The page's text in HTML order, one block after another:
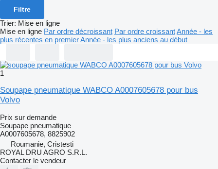
Filtre
Trier: Mise en ligne
Mise en ligne Par ordre décroissant Par ordre croissantAnnée - les
plus récentes en premierAnnée - les plus anciens au début
1
Soupape pneumatique WABCO A0007605678 pour bus
Volvo
Prix sur demande
Soupape pneumatique
A0007605678, 8825902
Roumanie, Cristesti
ROYAL DRU AGRO S.R.L.
Contacter le vendeur